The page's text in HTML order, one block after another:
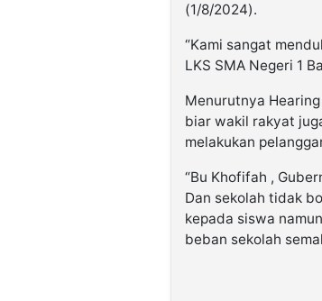
(1/8/2024).
“Kami sangat
LKS SMA Negeri 1
Menurutnya
biar wakil rakyat
melakukan
“Bu Khofifah ,
Dan sekolah tidak
kepada siswa
beban sekolah